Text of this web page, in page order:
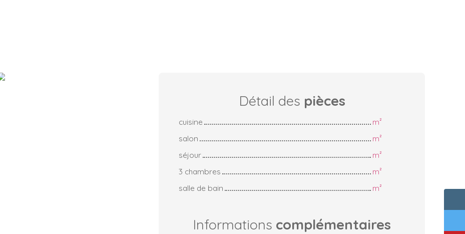
Détail des pièces
cuisine
m²
salon
m²
séjour
m²
3 chambres
m²
salle de bain
m²
Informations complémentaires